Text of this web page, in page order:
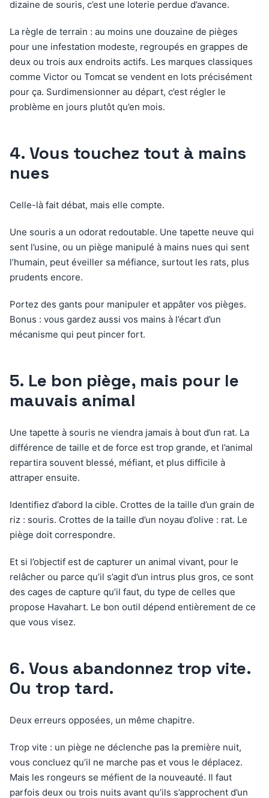
dizaine de souris, c’est une loterie perdue d’avance.
La règle de terrain : au moins une douzaine de pièges
pour une infestation modeste, regroupés en grappes de
deux ou trois aux endroits actifs. Les marques classiques
comme Victor ou Tomcat se vendent en lots précisément
pour ça. Surdimensionner au départ, c’est régler le
problème en jours plutôt qu’en mois.
4. Vous touchez tout à mains
nues
Celle-là fait débat, mais elle compte.
Une souris a un odorat redoutable. Une tapette neuve qui
sent l’usine, ou un piège manipulé à mains nues qui sent
l’humain, peut éveiller sa méfiance, surtout les rats, plus
prudents encore.
Portez des gants pour manipuler et appâter vos pièges.
Bonus : vous gardez aussi vos mains à l’écart d’un
mécanisme qui peut pincer fort.
5. Le bon piège, mais pour le
mauvais animal
Une tapette à souris ne viendra jamais à bout d’un rat. La
différence de taille et de force est trop grande, et l’animal
repartira souvent blessé, méfiant, et plus difficile à
attraper ensuite.
Identifiez d’abord la cible. Crottes de la taille d’un grain de
riz : souris. Crottes de la taille d’un noyau d’olive : rat. Le
piège doit correspondre.
Et si l’objectif est de capturer un animal vivant, pour le
relâcher ou parce qu’il s’agit d’un intrus plus gros, ce sont
des cages de capture qu’il faut, du type de celles que
propose Havahart. Le bon outil dépend entièrement de ce
que vous visez.
6. Vous abandonnez trop vite.
Ou trop tard.
Deux erreurs opposées, un même chapitre.
Trop vite : un piège ne déclenche pas la première nuit,
vous concluez qu’il ne marche pas et vous le déplacez.
Mais les rongeurs se méfient de la nouveauté. Il faut
parfois deux ou trois nuits avant qu’ils s’approchent d’un